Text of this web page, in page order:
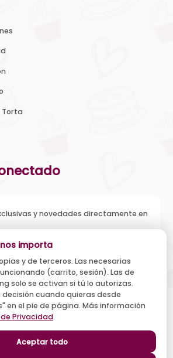
Torta
y novedades directamente en
y ofertas, y el tratamiento de mi
de Privacidad . Puedo darme de baja
Suscribirse
importa
y de terceros. Las necesarias
(carrito, sesión). Las de
solo se activan si tú lo autorizas.
cuando quieras desde
en el pie de página. Más información
Privacidad.
Aceptar todo